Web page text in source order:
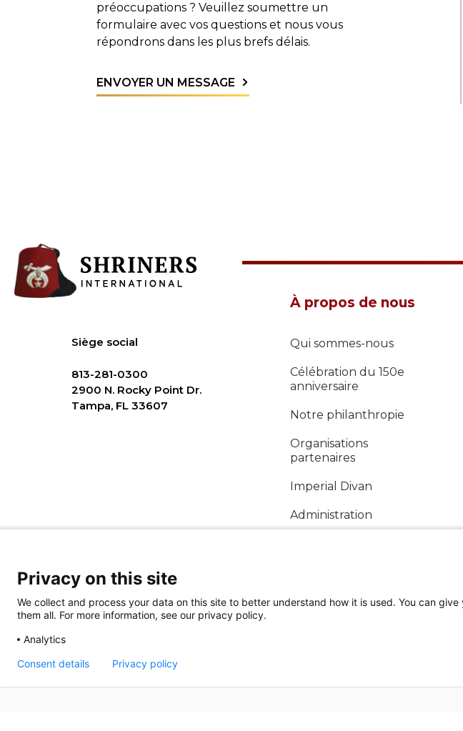
préoccupations ? Veuillez soumettre un
formulaire avec vos questions et nous vous
répondrons dans les plus brefs délais.
ENVOYER UN MESSAGE
Siège social
813-281-0300
2900 N. Rocky Point Dr.
Tampa, FL 33607
À propos de nous
Qui sommes-nous
Célébration du 150e
anniversaire
Notre philanthropie
Organisations
partenaires
Imperial Divan
Administration
SUIVEZ-NOUS
Conditions d'utilisation Politique de
Privacy on this site
We collect and process your data on this site to better understand how it is used. You can
them all. For more information, see our privacy policy.
Analytics
Consent details Privacy policy